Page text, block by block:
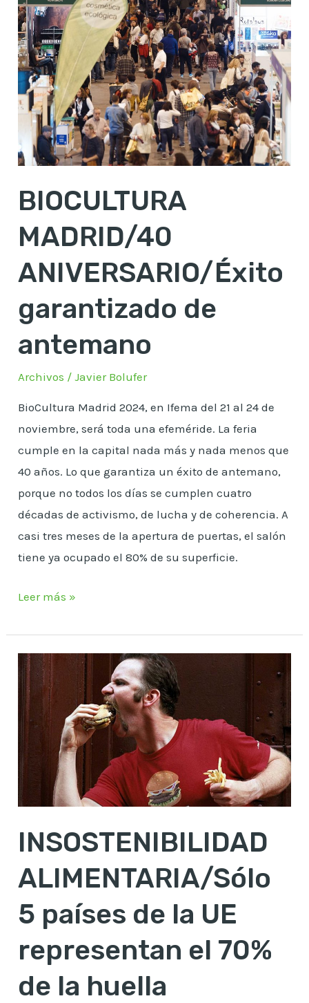
BIOCULTURA
MADRID/40
ANIVERSARIO/Éxito
garantizado de
antemano
Archivos /Javier Bolufer
BioCultura Madrid 2024, en Ifema del 21 al 24 de
noviembre, será toda una efeméride. La feria
cumple en la capital nada más y nada menos que
40 años. Lo que garantiza un éxito de antemano,
porque no todos los días se cumplen cuatro
décadas de activismo, de lucha y de coherencia. A
casi tres meses de la apertura de puertas, el salón
tiene ya ocupado el 80% de su superficie.
Éxito
garantizado
de
antemano
Leer más »
INSOSTENIBILIDAD
ALIMENTARIA/Sólo
5 países de la UE
representan el 70%
de la huella
INSOSTENIBILIDAD
ALIMENTARIA/Sólo
países
la
el
70%
de
huella